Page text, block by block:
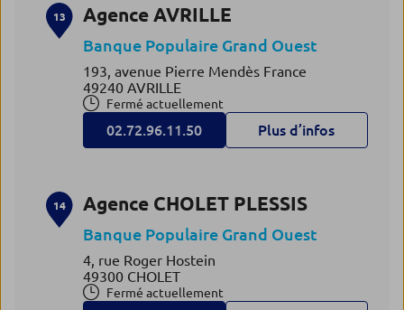
13 Agence AVRILLE
Banque Populaire Grand Ouest
193, avenue Pierre Mendès France
49240 AVRILLE
Fermé actuellement
02.72.96.11.50 Plus d’infos
14 Agence CHOLET PLESSIS
Banque Populaire Grand Ouest
4, rue Roger Hostein
49300 CHOLET
Fermé actuellement